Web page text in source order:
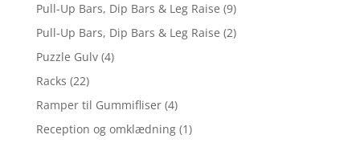
Pull-Up Bars, Dip Bars & Leg Raise (9)
Pull-Up Bars, Dip Bars & Leg Raise (2)
Puzzle Gulv (4)
Racks (22)
Ramper til Gummifliser (4)
Reception og omklædning (1)